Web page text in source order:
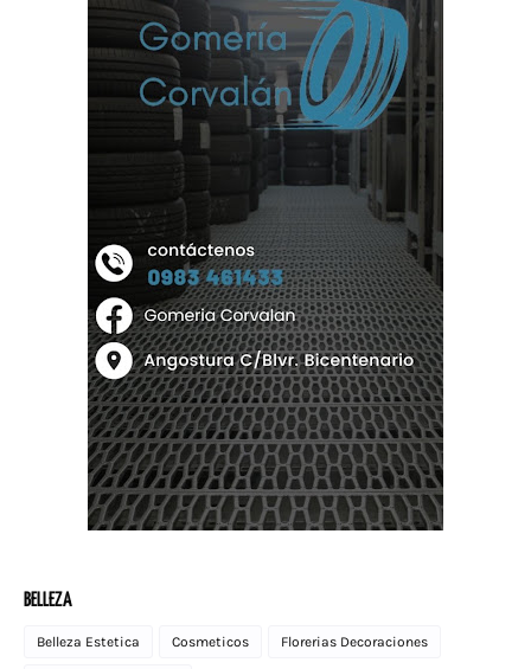
BELLEZA
Belleza Estetica Cosmeticos Florerias Decoraciones